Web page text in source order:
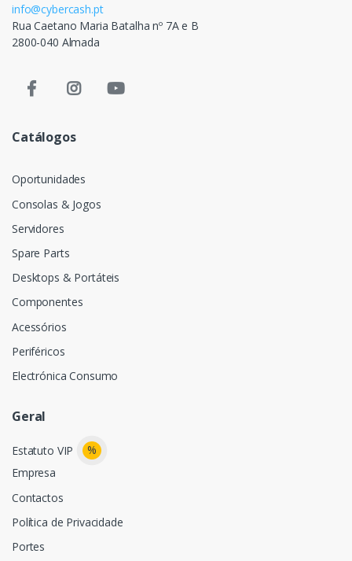
info@cybercash.pt
Rua Caetano Maria Batalha nº 7A e B
2800-040 Almada
Catálogos
Oportunidades
Consolas & Jogos
Servidores
Spare Parts
Desktops & Portáteis
Componentes
Acessórios
Periféricos
Electrónica Consumo
Geral
Estatuto VIP
%
Empresa
Contactos
Política de Privacidade
Portes